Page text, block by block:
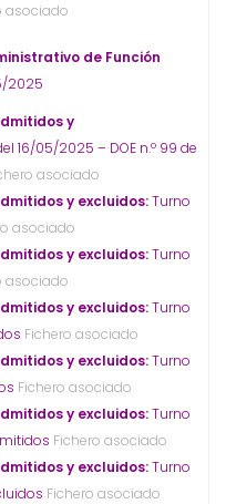
asociado
de Función
2025
y
16/05/2025 – DOE n.º 99 de
asociado
y excluidos:Turno
asociado
y excluidos:Turno
asociado
y excluidos:Turno
Fichero asociado
y excluidos:Turno
Fichero asociado
y excluidos:Turno
Fichero asociado
y excluidos:Turno
Fichero asociado